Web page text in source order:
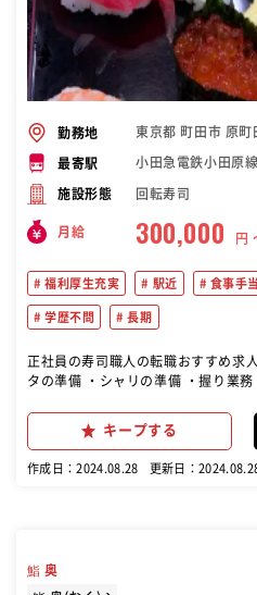
勤務地 東京都 町田市 原町
最寄駅 小田急電鉄小田原
施設形態 回転寿司
月給 300,000 円
福利厚生充実 駅近 食事手
学歴不問 長期
正社員の寿司職人の転職おすすめ求人ご紹介。 ・魚の
タの準備 ・シャリの準備 ・握り業
キープする
作成日：2024.08.28 更新日：
鮨 奥